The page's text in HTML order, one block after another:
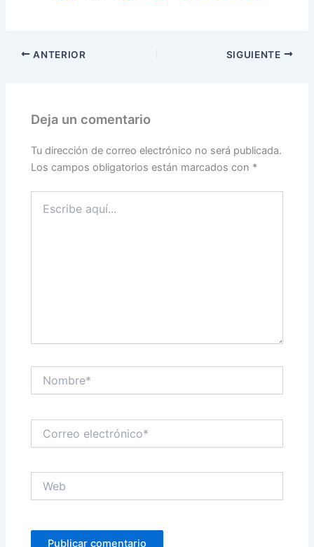
ANTERIOR SIGUIENTE
Deja un comentario
Tu dirección de correo electrónico no será publicada.
Los campos obligatorios están marcados con *
aquí...
electrónico*